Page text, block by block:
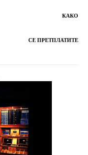
КАКО
СЕ ПРЕТПЛАТИТЕ